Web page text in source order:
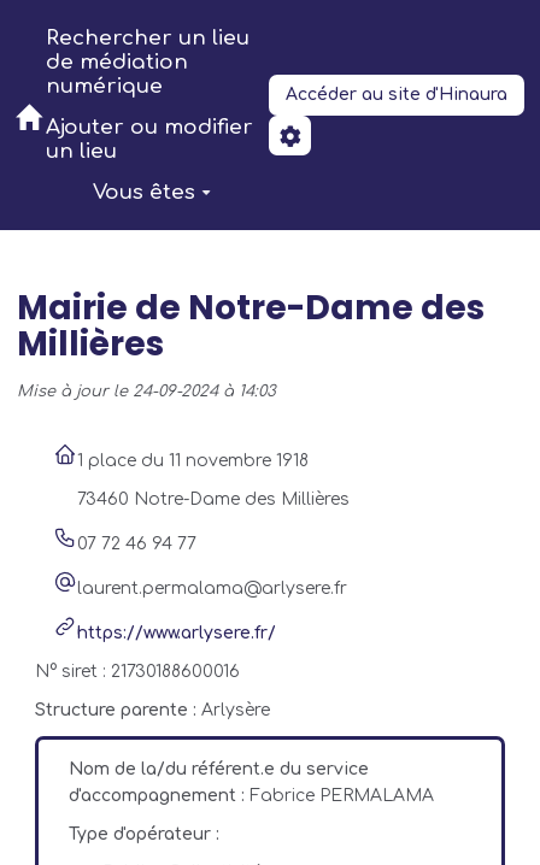
Aller au contenu principal
Rechercher un lieu
de médiation
numérique
Ajouter ou modifier
un lieu
Vous êtes
Accéder au site d'Hinaura
Mairie de Notre-Dame des
Millières
Mise à jour le 24-09-2024 à 14:03
1 place du 11 novembre 1918
73460 Notre-Dame des Millières
07 72 46 94 77
laurent.permalama@arlysere.fr
https://www.arlysere.fr/
N° siret : 21730188600016
Structure parente : Arlysère
Nom de la/du référent.e du service
d'accompagnement : Fabrice PERMALAMA
Type d'opérateur :